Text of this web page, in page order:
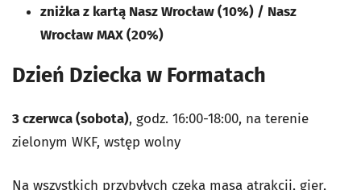
zniżka z kartą Nasz Wrocław (10%) / Nasz
Wrocław MAX (20%)
Dzień Dziecka w Formatach
3 czerwca (sobota), godz. 16:00-18:00, na terenie
zielonym WKF, wstęp wolny
Na wszystkich przybyłych czeka masa atrakcji, gier,